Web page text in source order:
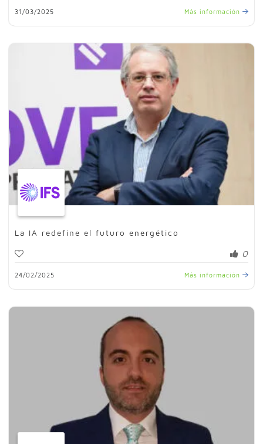
31/03/2025 Más información
La IA redefine el futuro energético
0
24/02/2025 Más información